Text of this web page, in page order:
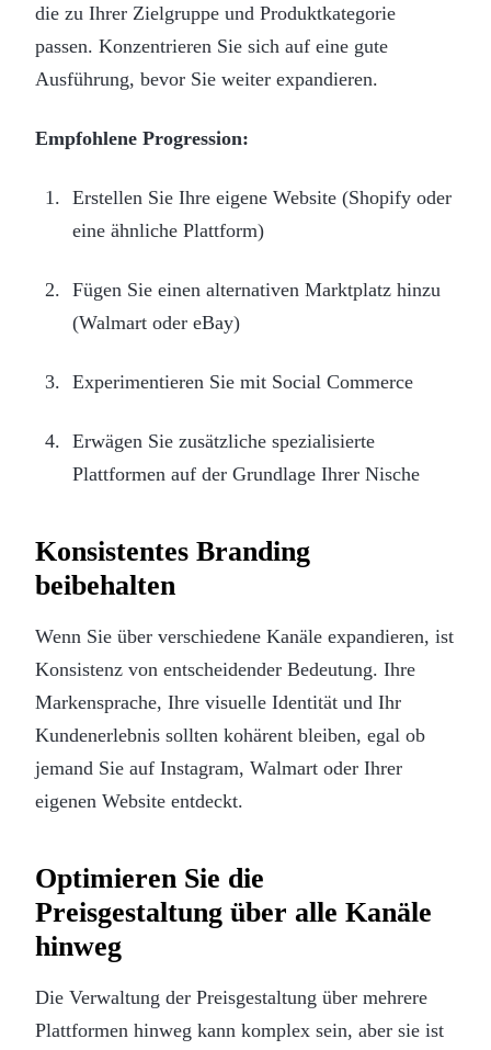
die zu Ihrer Zielgruppe und Produktkategorie
passen. Konzentrieren Sie sich auf eine gute
Ausführung, bevor Sie weiter expandieren.
Empfohlene Progression:
Erstellen Sie Ihre eigene Website (Shopify oder
eine ähnliche Plattform)
Fügen Sie einen alternativen Marktplatz hinzu
(Walmart oder eBay)
Experimentieren Sie mit Social Commerce
Erwägen Sie zusätzliche spezialisierte
Plattformen auf der Grundlage Ihrer Nische
Konsistentes Branding
beibehalten
Wenn Sie über verschiedene Kanäle expandieren, ist
Konsistenz von entscheidender Bedeutung. Ihre
Markensprache, Ihre visuelle Identität und Ihr
Kundenerlebnis sollten kohärent bleiben, egal ob
jemand Sie auf Instagram, Walmart oder Ihrer
eigenen Website entdeckt.
Optimieren Sie die
Preisgestaltung über alle Kanäle
hinweg
Die Verwaltung der Preisgestaltung über mehrere
Plattformen hinweg kann komplex sein, aber sie ist